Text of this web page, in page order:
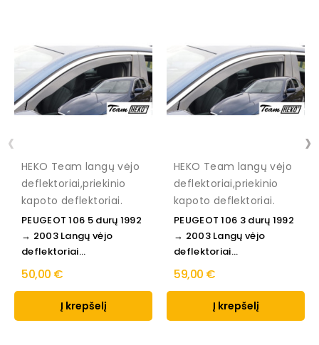
HEKO Team langų vėjo
deflektoriai,priekinio
kapoto deflektoriai.
PEUGEOT 106 5 durų 1992
→ 2003 Langų vėjo
deflektoriai...
50,00 €
Į krepšelį
HEKO Team langų vėjo
deflektoriai,priekinio
kapoto deflektoriai.
PEUGEOT 106 3 durų 1992
→ 2003 Langų vėjo
deflektoriai...
59,00 €
Į krepšelį
‹ ›